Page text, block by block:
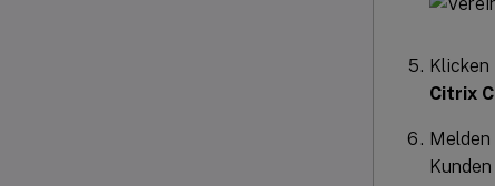
Klicken
Citrix
Melden
Kunden